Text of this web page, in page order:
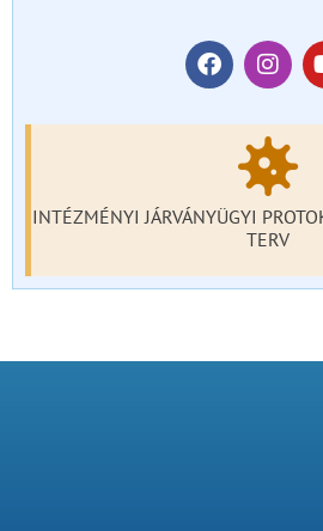
INTÉZMÉNYI JÁRVÁNYÜGYI
TERV